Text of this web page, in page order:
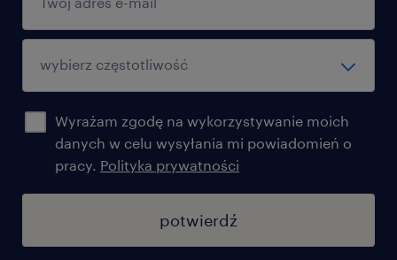
Wyrażam zgodę na wykorzystywanie moich
danych w celu wysyłania mi powiadomień o
pracy. Polityka prywatności
potwierdź